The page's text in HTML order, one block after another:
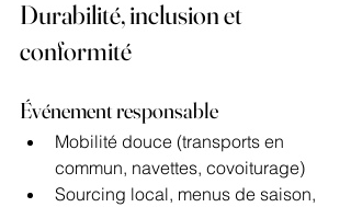
Durabilité, inclusion et
conformité
Événement responsable
Mobilité douce (transports en
commun, navettes, covoiturage)
Sourcing local, menus de saison,